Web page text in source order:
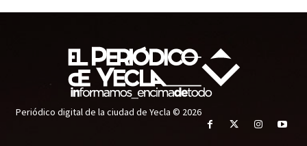
Periódico digital de la ciudad de Yecla © 2026